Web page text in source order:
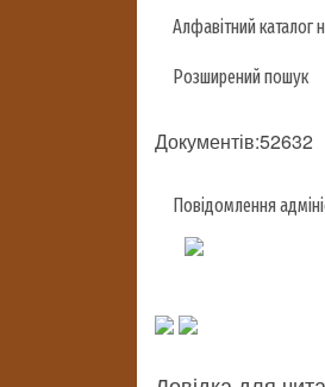
Алфавітний каталог
Розширений пошук
Документів:52632
Повідомлення